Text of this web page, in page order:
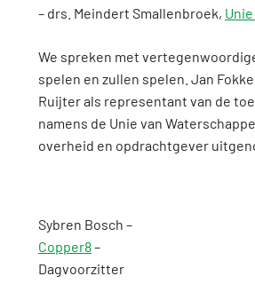
– drs. Meindert Smallenbroek,
We spreken met
spelen en zullen spelen. Jan
Ruijter als representant van de
namens de Unie van
overheid en opdrachtgever
Sybren Bosch –
Copper8–
Dagvoorzitter